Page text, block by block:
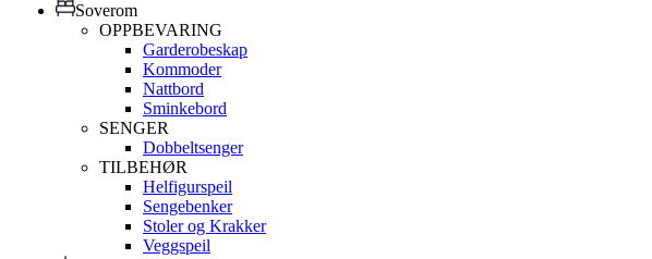
Soverom
OPPBEVARING
Garderobeskap
Kommoder
Nattbord
Sminkebord
SENGER
Dobbeltsenger
TILBEHØR
Helfigurspeil
Sengebenker
Stoler og Krakker
Veggspeil